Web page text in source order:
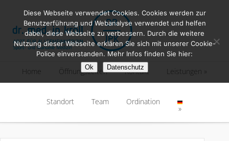
Home Öffnungszeiten
Öffnungszeiten
Kontakt
Kontakt
Leistungen
Leistungen
Standort Team Ordination
Diese Webseite verwendet Cookies. Cookies werden zur
Benutzerführung und Webanalyse verwendet und helfen
dabei, diese Webseite zu verbessern. Durch die weitere
Nutzung dieser Webseite erklären Sie sich mit unserer Cookie-
Police einverstanden. Mehr Infos finden Sie hier:
Ok Datenschutz